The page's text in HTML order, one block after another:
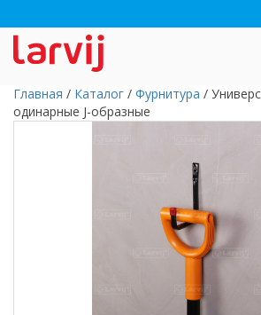
Главная / Каталог / Фурнитура /
одинарные J-образные